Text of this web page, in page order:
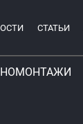
СТАТЬИ